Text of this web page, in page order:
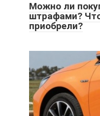
Можно ли
штрафами?
приобрели?